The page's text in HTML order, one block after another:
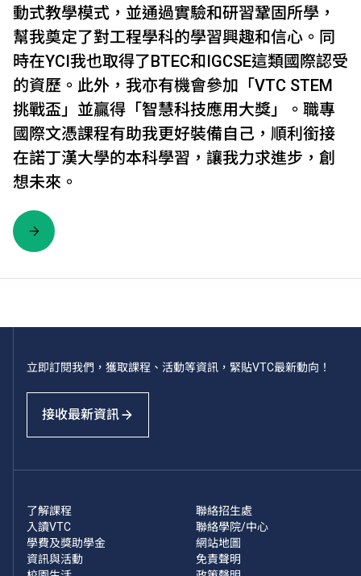
動式教學模式，並通過實驗和研習鞏固所學，
幫我奠定了對工程學科的學習興趣和信心。同
時在YCI我也取得了BTEC和IGCSE這類國際認受
的資歷。此外，我亦有機會參加「VTC STEM
挑戰盃」並贏得「智慧科技應用大獎」。職專
國際文憑課程有助我更好裝備自己，順利銜接
在諾丁漢大學的本科學習，讓我力求進步，創
想未來。
立即訂閱我們，獲取課程、活動等資訊，緊貼VTC最新動向！
接收最新資訊
了解課程
入讀VTC
學費及獎助學金
資訊與活動
聯絡招生處
聯絡學院/中心
網站地圖
免責聲明